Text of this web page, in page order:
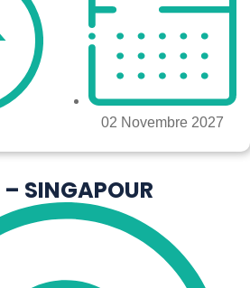
02 Novembre 2027
SINGAPOUR